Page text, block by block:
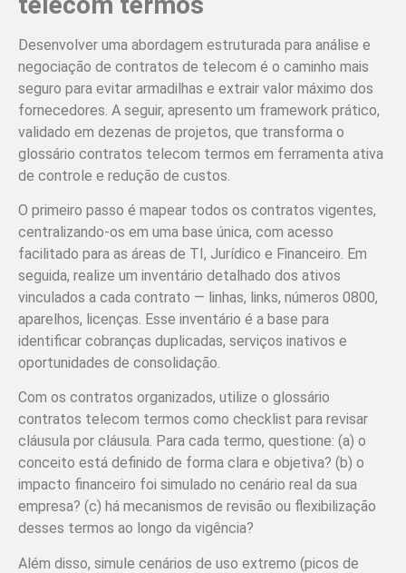
Desenvolver uma abordagem estruturada para análise e
negociação de contratos de telecom é o caminho mais
seguro para evitar armadilhas e extrair valor máximo dos
fornecedores. A seguir, apresento um framework prático,
validado em dezenas de projetos, que transforma o
glossário contratos telecom termos em ferramenta ativa
de controle e redução de custos.
O primeiro passo é mapear todos os contratos vigentes,
centralizando-os em uma base única, com acesso
facilitado para as áreas de TI, Jurídico e Financeiro. Em
seguida, realize um inventário detalhado dos ativos
vinculados a cada contrato — linhas, links, números 0800,
aparelhos, licenças. Esse inventário é a base para
identificar cobranças duplicadas, serviços inativos e
oportunidades de consolidação.
Com os contratos organizados, utilize o glossário
contratos telecom termos como checklist para revisar
cláusula por cláusula. Para cada termo, questione: (a) o
conceito está definido de forma clara e objetiva? (b) o
impacto financeiro foi simulado no cenário real da sua
empresa? (c) há mecanismos de revisão ou flexibilização
desses termos ao longo da vigência?
Além disso, simule cenários de uso extremo (picos de